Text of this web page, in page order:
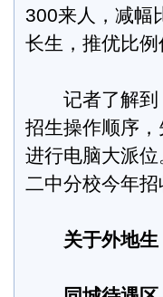
300来人，减幅
长生，推优比
记者了解到，
招生操作顺序
进行电脑大派
二中分校今年
关于外地生